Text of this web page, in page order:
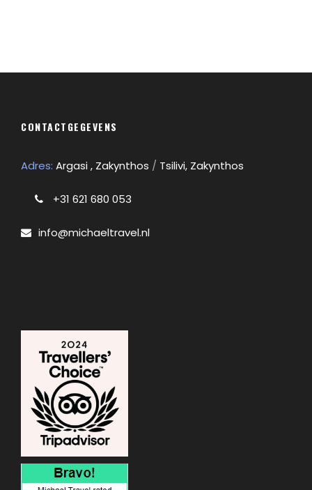
CONTACTGEGEVENS
Adres: Argasi , Zakynthos / Tsilivi, Zakynthos
+31 621 680 053
info@michaeltravel.nl